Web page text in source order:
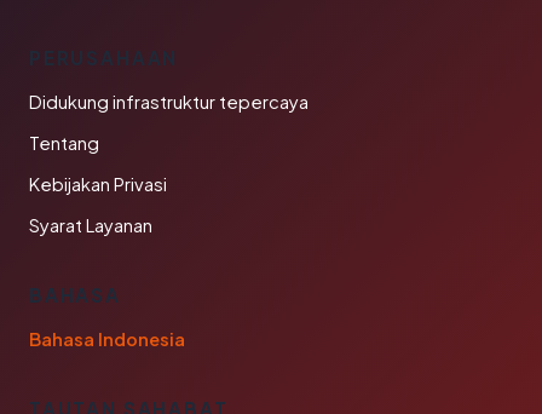
PERUSAHAAN
Didukung infrastruktur tepercaya
Tentang
Kebijakan Privasi
Syarat Layanan
BAHASA
Bahasa Indonesia
TAUTAN SAHABAT